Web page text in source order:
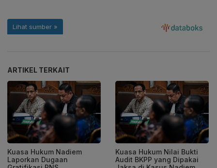
ARTIKEL TERKAIT
Kuasa Hukum Nadiem
Laporkan Dugaan
Kuasa Hukum Nilai Bukti
Audit BKPP yang Dipakai